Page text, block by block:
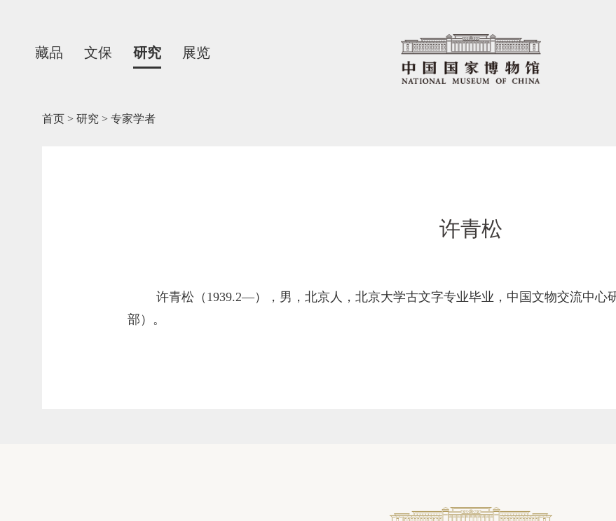
藏品 文保 研究 展览
首页 > 研究 > 专家学者
许青松
许青松（1939.2—），男，北京人，北京大学古文字专业毕业，中国文物交流中心
部）。